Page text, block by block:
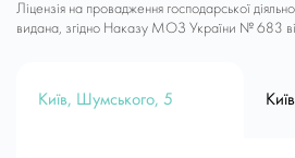
Ліцензія на провадження господарської
видана, згідно Наказу МОЗ України № 683
Київ, Шумського, 5